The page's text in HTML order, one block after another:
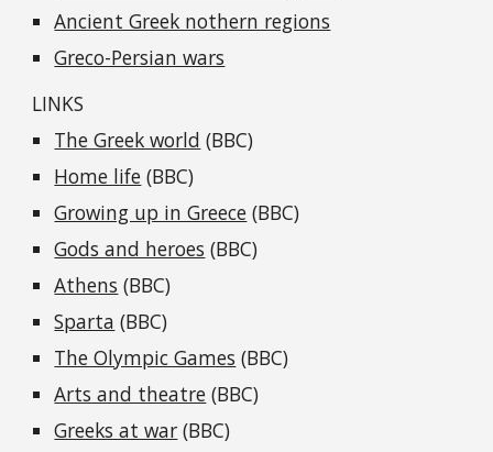
Ancient Greek nothern regions
Greco-Persian wars
LINKS
The Greek world (BBC)
Home life (BBC)
Growing up in Greece (BBC)
Gods and heroes (BBC)
Athens (BBC)
Sparta (BBC)
The Olympic Games (BBC)
Arts and theatre (BBC)
Greeks at war (BBC)